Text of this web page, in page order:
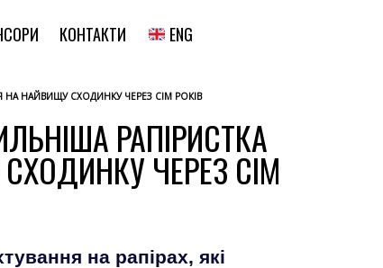
КОНТАКТИ ENG
НА НАЙВИЩУ СХОДИНКУ ЧЕРЕЗ СІМ РОКІВ
РАПІРИСТКА
ЧЕРЕЗ СІМ
на рапірах, які